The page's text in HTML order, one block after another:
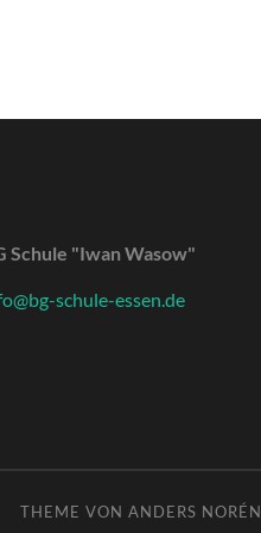
Schule "Iwan Wasow"
schule-essen.de
THEME VON ANDERS NORÉN